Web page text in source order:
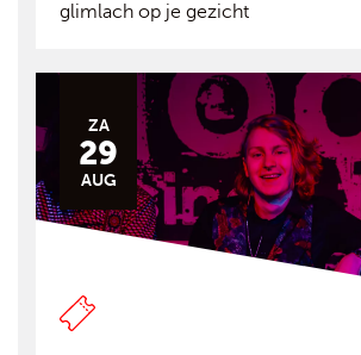
glimlach op je gezicht
ZA
29
AUG